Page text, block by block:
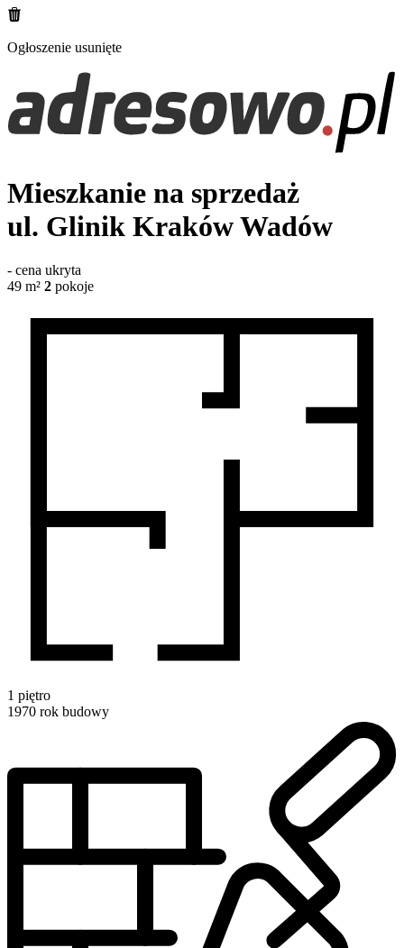
Ogłoszenie usunięte
Mieszkanie na sprzedaż
ul. Glinik Kraków Wadów
- cena ukryta
49 m² 2 pokoje
1 piętro
1970 rok budowy